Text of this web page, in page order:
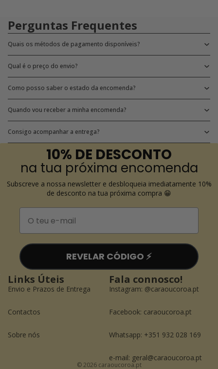
Perguntas Frequentes
Quais os métodos de pagamento disponíveis?
Qual é o preço do envio?
Como posso saber o estado da encomenda?
Quando vou receber a minha encomenda?
Consigo acompanhar a entrega?
10% DE DESCONTO
na tua próxima encomenda
Subscreve a nossa newsletter e desbloqueia imediatamente 10%
de desconto na tua próxima compra 😁
REVELAR CÓDIGO ⚡️
Links Úteis
Envio e Prazos de Entrega
Contactos
Sobre nós
Fala connosco!
Instagram: @caraoucoroa.pt
Facebook: caraoucoroa.pt
Whatsapp: +351 932 028 169
e-mail: geral@caraoucoroa.pt
© 2026 caraoucoroa.pt
Política de reembolso